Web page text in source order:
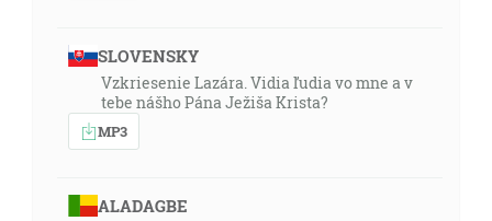
SLOVENSKY
Vzkriesenie Lazára. Vidia ľudia vo mne a v
tebe nášho Pána Ježiša Krista?
MP3
ALADAGBE